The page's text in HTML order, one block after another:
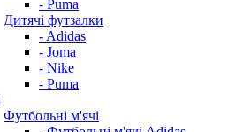
- Puma
Дитячі футзалки
- Adidas
- Joma
- Nike
- Puma
Футбольні м'ячі